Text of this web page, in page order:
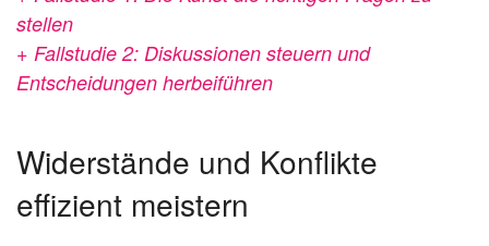
stellen
+ Fallstudie 2: Diskussionen steuern und
Entscheidungen herbeiführen
Widerstände und Konflikte
effizient meistern